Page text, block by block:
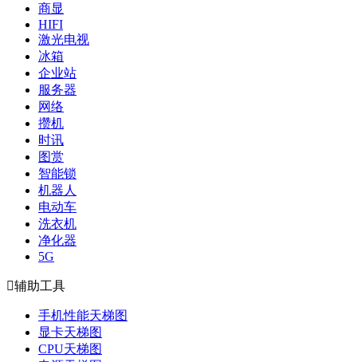
商显
HIFI
激光电视
冰箱
企业站
服务器
网络
攒机
时讯
图赏
智能锁
机器人
电动车
洗衣机
净化器
5G
辅助工具
手机性能天梯图
显卡天梯图
CPU天梯图